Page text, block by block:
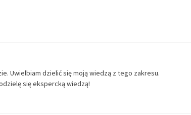
Uwielbiam dzielić się moją wiedzą z tego zakresu.
się ekspercką wiedzą!